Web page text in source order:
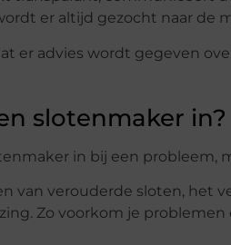
er altijd gezocht naar de
er advies wordt gegeven
slotenmaker in?
in bij een probleem,
van verouderde sloten, het
Zo voorkom je